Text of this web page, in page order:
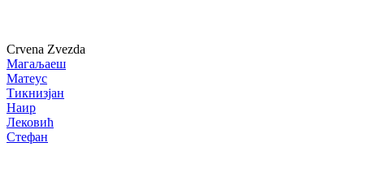
Crvena Zvezda
Магаљаеш
Матеус
Тикнизјан
Наир
Лековић
Стефан